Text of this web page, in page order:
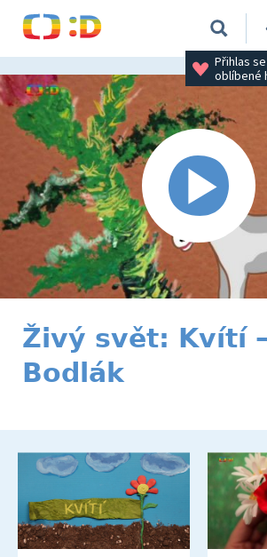
Přihlas
oblíbené
Živý svět: Kvítí
Bodlák